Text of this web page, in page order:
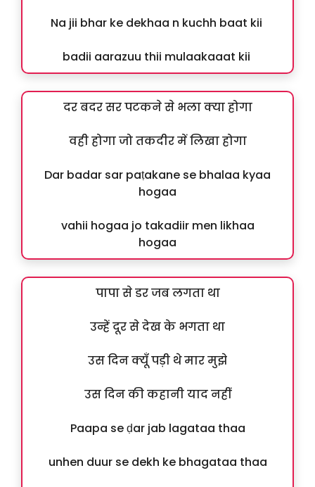
Na jii bhar ke dekhaa n kuchh baat kii
badii aarazuu thii mulaakaaat kii
दर बदर सर पटकने से भला क्या होगा
वही होगा जो तकदीर में लिखा होगा
Dar badar sar paṭakane se bhalaa kyaa
hogaa
vahii hogaa jo takadiir men likhaa
hogaa
पापा से डर जब लगता था
उन्हें दूर से देख के भगता था
उस दिन क्यूँ पड़ी थे मार मुझे
उस दिन की कहानी याद नहीं
Paapa se ḍar jab lagataa thaa
unhen duur se dekh ke bhagataa thaa